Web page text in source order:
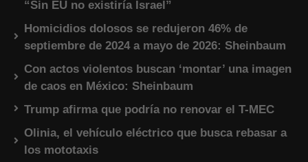
“Sin EU no existiría Israel”
Homicidios dolosos se redujeron 46% de
septiembre de 2024 a mayo de 2026: Sheinbaum
Con actos violentos buscan ‘montar’ una imagen
de caos en México: Sheinbaum
Trump afirma que podría no renovar el T-MEC
Olinia, el vehículo eléctrico que busca rebasar a
los mototaxis